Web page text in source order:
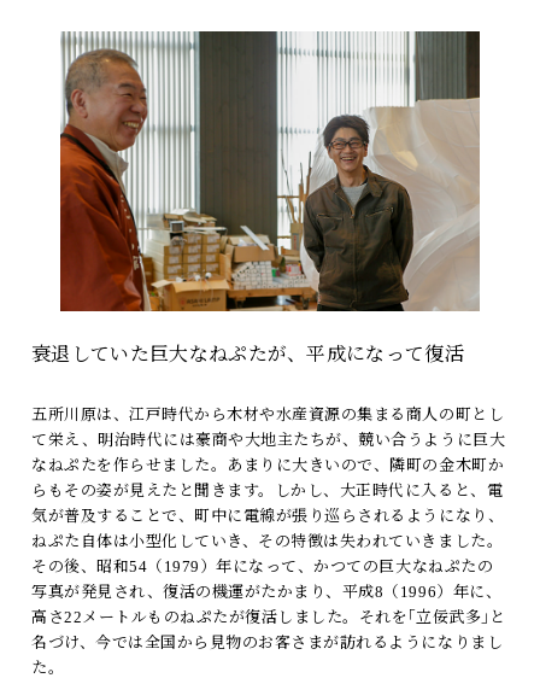
衰退していた巨大なねぷたが、平成になって復活
五所川原は、江戸時代から木材や水産資源の集まる商人の町とし
て栄え、明治時代には豪商や大地主たちが、競い合うように巨大
なねぷたを作らせました。あまりに大きいので、隣町の金木町か
らもその姿が見えたと聞きます。しかし、大正時代に入ると、電
気が普及することで、町中に電線が張り巡らされるようになり、
ねぷた自体は小型化していき、その特徴は失われていきました。
その後、昭和54（1979）年になって、かつての巨大なねぷたの
写真が発見され、復活の機運がたかまり、平成8（1996）年に、
高さ22メートルものねぷたが復活しました。それを｢立佞武多｣と
名づけ、今では全国から見物のお客さまが訪れるようになりまし
た。